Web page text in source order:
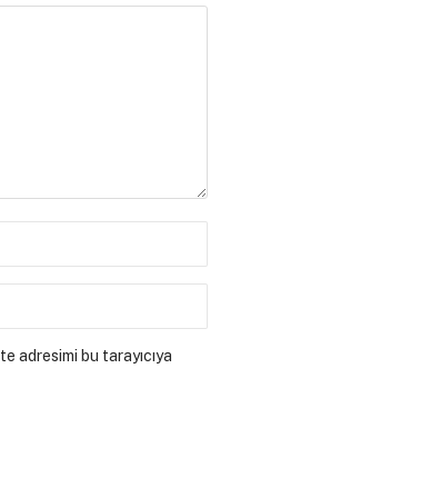
adresimi bu tarayıcıya